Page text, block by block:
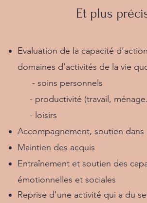
Et plus
Evaluation de la capacité
domaines d’activités de la vie
- soins personnels
- productivité (travail,
- loisirs
Accompagnement, soutien dans
Maintien des acquis
Entraînement et soutien des
émotionnelles et sociales
Reprise d'une activité qui a du